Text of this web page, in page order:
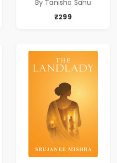
Thriller About
Dreams, Death,
Mysteries
By Tanisha Sahu
₹299